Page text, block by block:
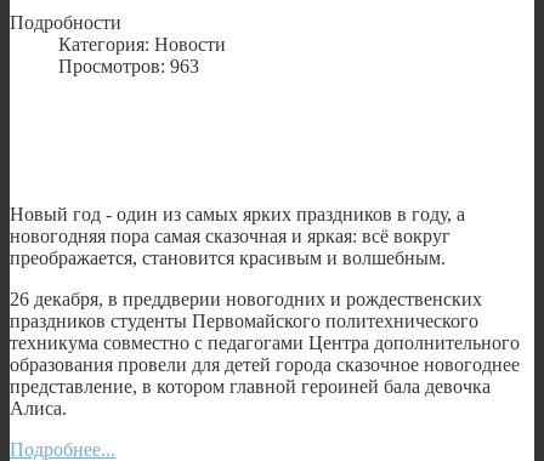
Подробности
Категория: Новости
Просмотров: 963
Новый год - один из самых ярких праздников в году, а
новогодняя пора самая сказочная и яркая: всё вокруг
преображается, становится красивым и волшебным.
26 декабря, в преддверии новогодних и рождественских
праздников студенты Первомайского политехнического
техникума совместно с педагогами Центра дополнительного
образования провели для детей города сказочное новогоднее
представление, в котором главной героиней бала девочка
Алиса.
Подробнее...